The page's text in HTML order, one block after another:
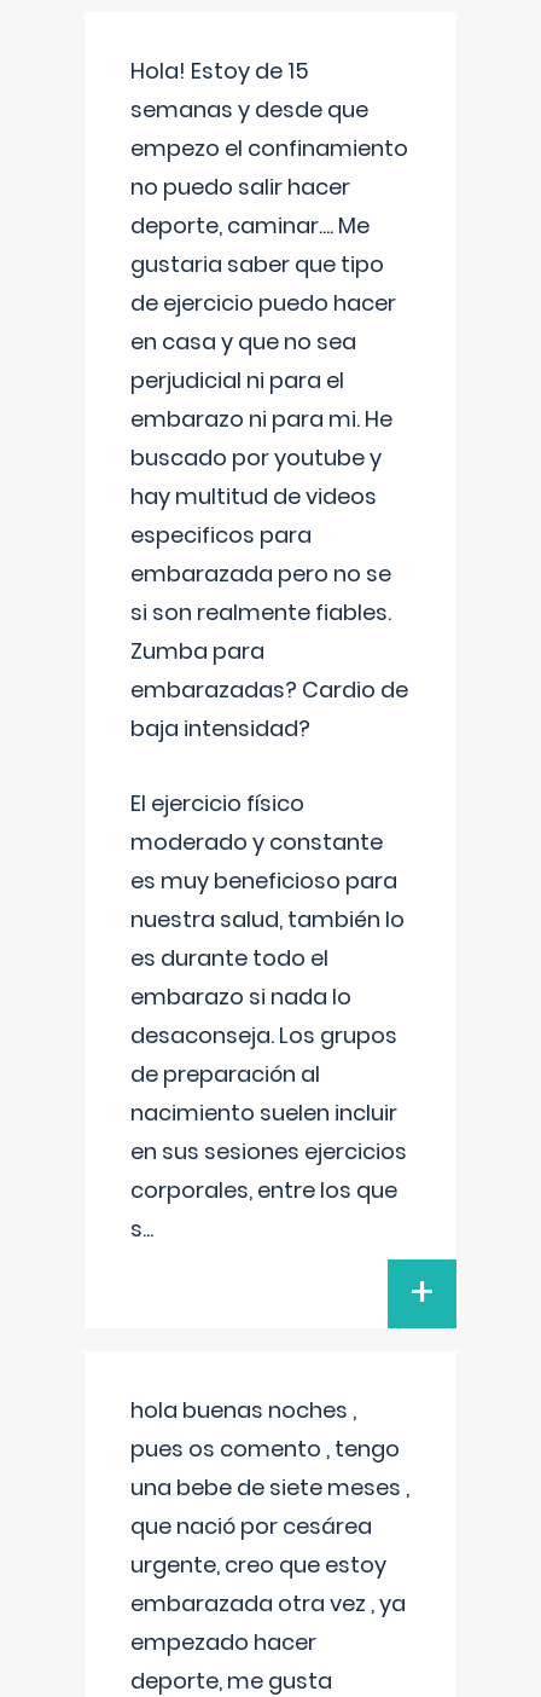
Hola! Estoy de 15
semanas y desde que
empezo el confinamiento
no puedo salir hacer
deporte, caminar.... Me
gustaria saber que tipo
de ejercicio puedo hacer
en casa y que no sea
perjudicial ni para el
embarazo ni para mi. He
buscado por youtube y
hay multitud de videos
especificos para
embarazada pero no se
si son realmente fiables.
Zumba para
embarazadas? Cardio de
baja intensidad?
El ejercicio físico
moderado y constante
es muy beneficioso para
nuestra salud, también lo
es durante todo el
embarazo si nada lo
desaconseja. Los grupos
de preparación al
nacimiento suelen incluir
en sus sesiones ejercicios
corporales, entre los que
s...
+
hola buenas noches ,
pues os comento , tengo
una bebe de siete meses ,
que nació por cesárea
urgente, creo que estoy
embarazada otra vez , ya
empezado hacer
deporte, me gusta